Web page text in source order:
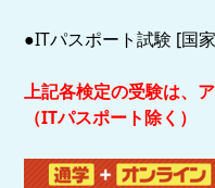
●ITパスポート試験 [国
上記各検定の受験は、
（ITパスポート除く）